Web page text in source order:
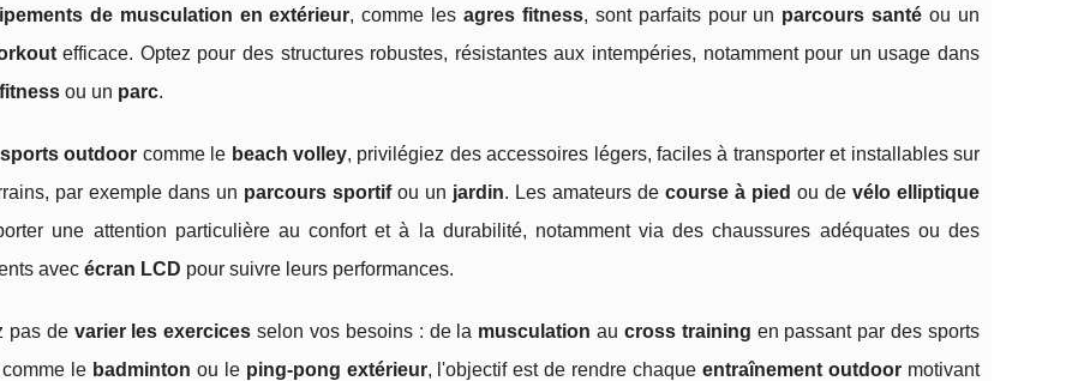
de musculation en extérieur, comme lesagres fitness, sont parfaits pour un parcours santé ou un
efficace. Optez pour des structures robustes, résistantes aux intempéries, notamment pour un usage dans
ou un parc.
sports outdoor comme le beach volley, privilégiez des accessoires légers, faciles à transporter et installables sur
par exemple dans un parcours sportifou un jardin. Les amateurs de course à pied ou de vélo elliptique
une attention particulière au confort et à la durabilité, notamment via des chaussures adéquates ou des
avec écran LCD pour suivre leurs performances.
pas de varier les exercices selon vos besoins : de la musculation au cross training en passant par des sports
le badminton ou le ping-pong extérieur, l'objectif est de rendre chaqueentraînement outdoor motivant